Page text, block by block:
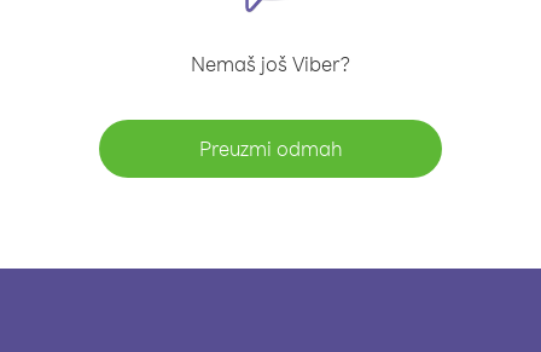
Nemaš još Viber?
Preuzmi odmah